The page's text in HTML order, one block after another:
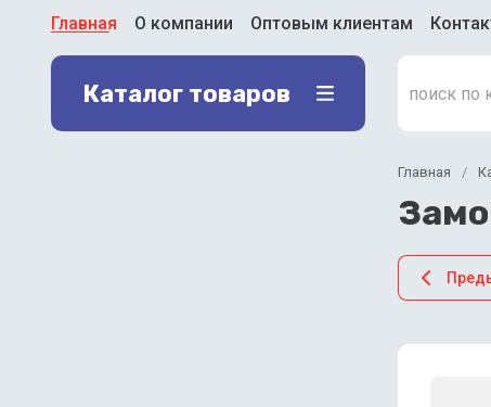
Главная О компании Оптовым клиентам
Каталог товаров
Главная /